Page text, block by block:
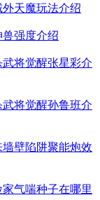
天魔玩法介绍
强度介绍
将觉醒张星彩介
将觉醒孙鲁班介
壁陷阱聚能炮效
气喘种子在哪里